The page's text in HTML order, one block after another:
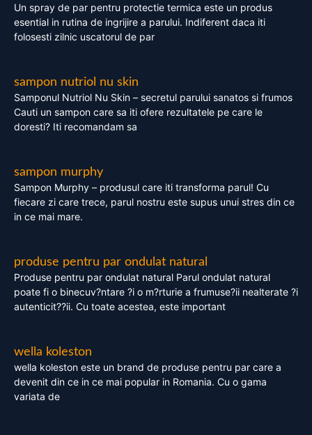
Un spray de par pentru protectie termica este un produs
esential in rutina de ingrijire a parului. Indiferent daca iti
folosesti zilnic uscatorul de par
sampon nutriol nu skin
Samponul Nutriol Nu Skin – secretul parului sanatos si frumos
Cauti un sampon care sa iti ofere rezultatele pe care le
doresti? Iti recomandam sa
sampon murphy
Sampon Murphy – produsul care iti transforma parul! Cu
fiecare zi care trece, parul nostru este supus unui stres din ce
in ce mai mare.
produse pentru par ondulat natural
Produse pentru par ondulat natural Parul ondulat natural
poate fi o binecuv?ntare ?i o m?rturie a frumuse?ii nealterate ?i
autenticit??ii. Cu toate acestea, este important
wella koleston
wella koleston este un brand de produse pentru par care a
devenit din ce in ce mai popular in Romania. Cu o gama
variata de